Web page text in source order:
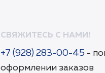
СВЯЖИТЕСЬ С НАМИ!
+7 (928) 283-00-45 -
оформлении заказов